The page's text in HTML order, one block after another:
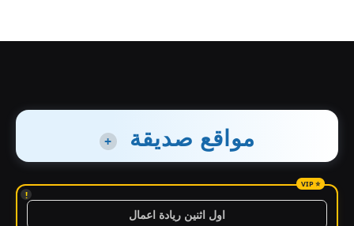
مواقع صديقة +
!
اول اثنين ريادة اعمال